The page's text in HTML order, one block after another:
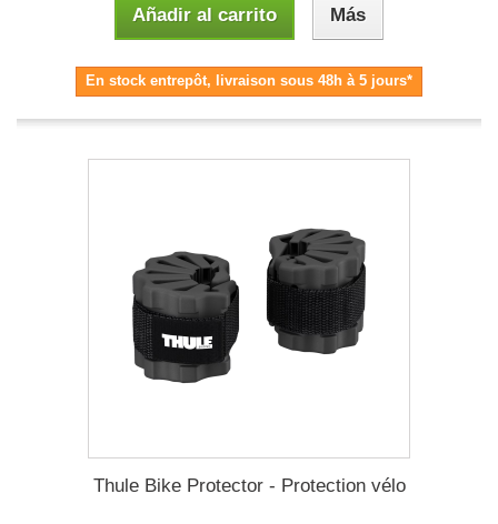
Añadir al carrito Más
En stock entrepôt, livraison sous 48h à 5 jours*
Thule Bike Protector - Protection vélo